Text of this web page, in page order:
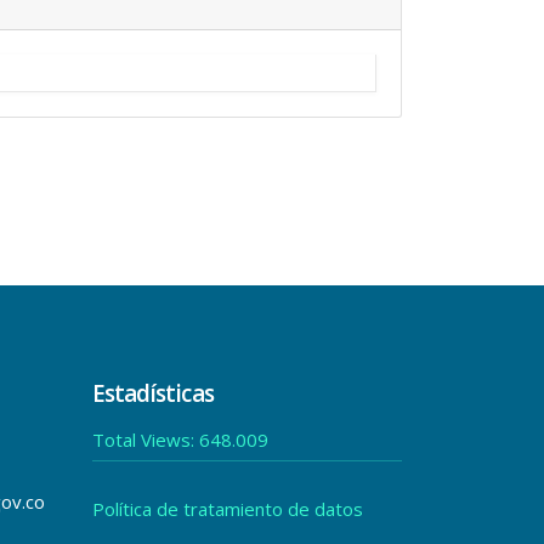
Estadísticas
Total Views: 648.009
Política de tratamiento de datos